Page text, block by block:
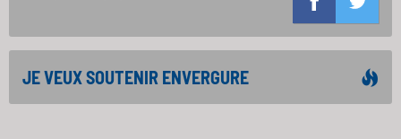
JE VEUX SOUTENIR ENVERGURE